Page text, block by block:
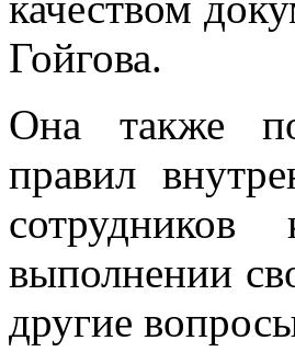
Гойгова.
Она также
правил
выполнении
другие